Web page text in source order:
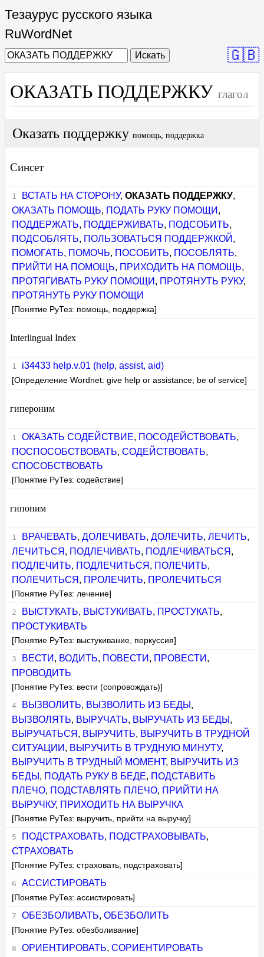
Тезаурус русского языка
RuWordNet
Искать 🇬🇧
ОКАЗАТЬ ПОДДЕРЖКУ глагол
Оказать поддержку помощь, поддержка
Синсет
ВСТАТЬ НА СТОРОНУ, ОКАЗАТЬ ПОДДЕРЖКУ,
ОКАЗАТЬ ПОМОЩЬ, ПОДАТЬ РУКУ ПОМОЩИ ,
ПОДДЕРЖАТЬ, ПОДДЕРЖИВАТЬ, ПОДСОБИТЬ,
ПОДСОБЛЯТЬ, ПОЛЬЗОВАТЬСЯ ПОДДЕРЖКОЙ ,
ПОМОГАТЬ, ПОМОЧЬ, ПОСОБИТЬ, ПОСОБЛЯТЬ,
ПРИЙТИ НА ПОМОЩЬ, ПРИХОДИТЬ НА ПОМОЩЬ,
ПРОТЯГИВАТЬ РУКУ ПОМОЩИ , ПРОТЯНУТЬ РУКУ,
ПРОТЯНУТЬ РУКУ ПОМОЩИ
[Понятие РуТез: помощь, поддержка]
Interlingual Index
i34433 help.v.01 (help, assist, aid)
[Определение Wordnet: give help or assistance; be of service]
гипероним
ОКАЗАТЬ СОДЕЙСТВИЕ, ПОСОДЕЙСТВОВАТЬ,
ПОСПОСОБСТВОВАТЬ,СОДЕЙСТВОВАТЬ,
СПОСОБСТВОВАТЬ
[Понятие РуТез: содействие]
гипоним
ВРАЧЕВАТЬ, ДОЛЕЧИВАТЬ, ДОЛЕЧИТЬ, ЛЕЧИТЬ,
ЛЕЧИТЬСЯ , ПОДЛЕЧИВАТЬ, ПОДЛЕЧИВАТЬСЯ ,
ПОДЛЕЧИТЬ, ПОДЛЕЧИТЬСЯ , ПОЛЕЧИТЬ,
ПОЛЕЧИТЬСЯ , ПРОЛЕЧИТЬ, ПРОЛЕЧИТЬСЯ
[Понятие РуТез: лечение]
ВЫСТУКАТЬ, ВЫСТУКИВАТЬ, ПРОСТУКАТЬ,
ПРОСТУКИВАТЬ
[Понятие РуТез: выстукивание, перкуссия]
ВЕСТИ , ВОДИТЬ, ПОВЕСТИ , ПРОВЕСТИ ,
ПРОВОДИТЬ
[Понятие РуТез: вести (сопровождать)]
ВЫЗВОЛИТЬ, ВЫЗВОЛИТЬ ИЗ БЕДЫ ,
ВЫЗВОЛЯТЬ, ВЫРУЧАТЬ, ВЫРУЧАТЬ ИЗ БЕДЫ ,
ВЫРУЧАТЬСЯ , ВЫРУЧИТЬ, ВЫРУЧИТЬ В ТРУДНОЙ
СИТУАЦИИ , ВЫРУЧИТЬ В ТРУДНУЮ МИНУТУ,
ВЫРУЧИТЬ В ТРУДНЫЙ МОМЕНТ, ВЫРУЧИТЬ ИЗ
БЕДЫ , ПОДАТЬ РУКУ В БЕДЕ, ПОДСТАВИТЬ
ПЛЕЧО, ПОДСТАВЛЯТЬ ПЛЕЧО, ПРИЙТИ НА
ВЫРУЧКУ, ПРИХОДИТЬ НА ВЫРУЧКА
[Понятие РуТез: выручить, прийти на выручку]
ПОДСТРАХОВАТЬ, ПОДСТРАХОВЫВАТЬ,
СТРАХОВАТЬ
[Понятие РуТез: страховать, подстраховать]
АССИСТИРОВАТЬ
[Понятие РуТез: ассистировать]
ОБЕЗБОЛИВАТЬ, ОБЕЗБОЛИТЬ
[Понятие РуТез: обезболивание]
ОРИЕНТИРОВАТЬ, СОРИЕНТИРОВАТЬ